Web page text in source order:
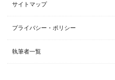
サイトマップ
プライバシー・ポリシー
執筆者一覧